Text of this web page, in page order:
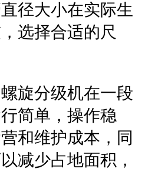
径大小在实际生
选择合适的尺
旋分级机在一段
简单，操作稳
和维护成本，同
减少占地面积，